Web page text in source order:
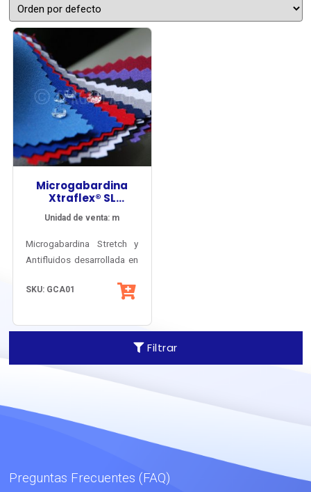
Filtrar
Microgabardina
Xtraflex® SL
Antifluidos
Unidad de venta: m
Microgabardina Stretch y
Antifluidos desarrollada en
para el mercado
médica y la salud.
SKU: GCA01
Preguntas Frecuentes (FAQ)